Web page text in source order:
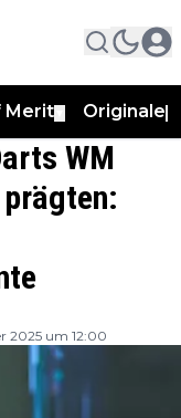
Merit Originale
WM
2025 um 12:00